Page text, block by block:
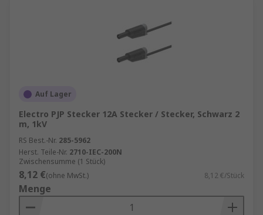
Auf Lager
Electro PJP Stecker 12A Stecker / Stecker, Schwarz 2
m, 1kV
RS Best.-Nr. 285-5962
Herst. Teile-Nr. 2710-IEC-200N
Zwischensumme (1 Stück)
8,12 €(ohne MwSt.) 8,12 €/Stück
Menge